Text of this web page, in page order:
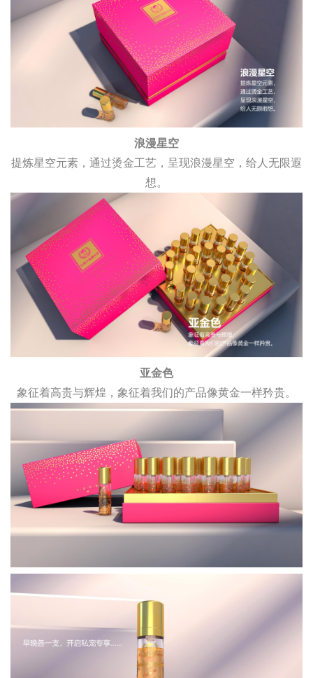
浪漫星空
提炼星空元素，通过烫金工艺，呈现浪漫星空，给人无限遐
想。
亚金色
象征着高贵与辉煌，象征着我们的产品像黄金一样矜贵。